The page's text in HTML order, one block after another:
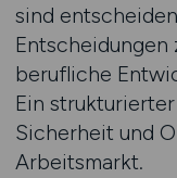
sind
berufliche
Ein
Sicherheit und
Arbeitsmarkt.